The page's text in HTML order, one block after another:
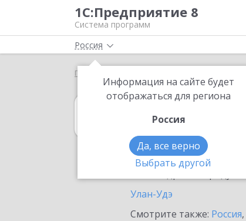
1С:Предприятие 8
Система программ
Россия
Информация на сайте будет
отображаться для региона
Россия
Да, все верно
Выбрать другой
Главная Выбор
в Республике
Ознакомьтесь с
Улан-Удэ
Смотрите также: Россия,